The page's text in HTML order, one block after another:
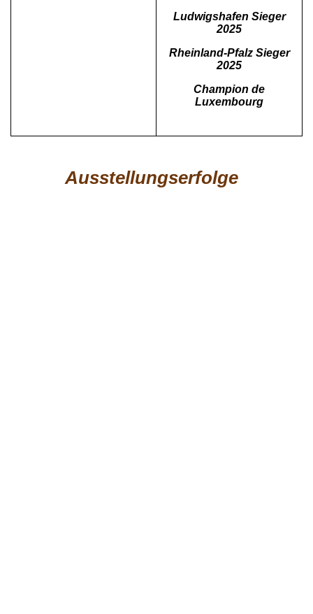
Ludwigshafen Sieger
2025
Rheinland-Pfalz Sieger
2025
Champion de
Luxembourg
Ausstellungserfolge